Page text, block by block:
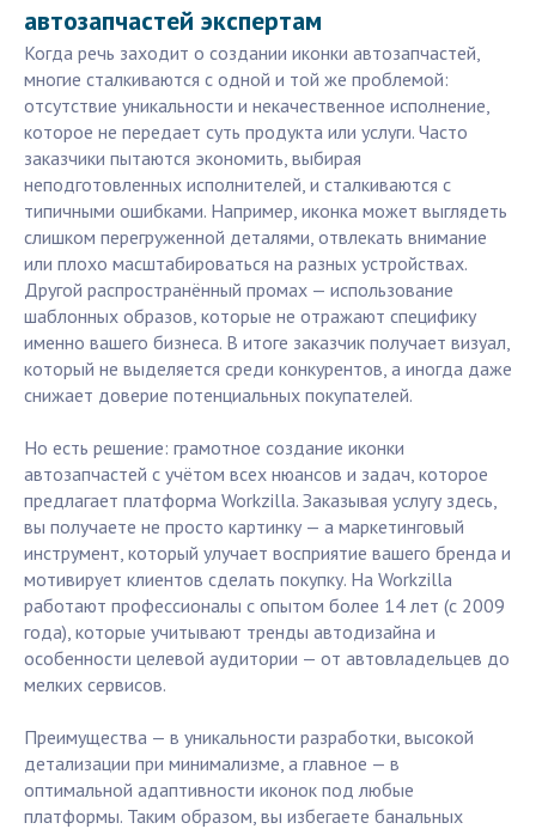
автозапчастей экспертам
Когда речь заходит о создании иконки автозапчастей,
многие сталкиваются с одной и той же проблемой:
отсутствие уникальности и некачественное исполнение,
которое не передает суть продукта или услуги. Часто
заказчики пытаются экономить, выбирая
неподготовленных исполнителей, и сталкиваются с
типичными ошибками. Например, иконка может выглядеть
слишком перегруженной деталями, отвлекать внимание
или плохо масштабироваться на разных устройствах.
Другой распространённый промах — использование
шаблонных образов, которые не отражают специфику
именно вашего бизнеса. В итоге заказчик получает визуал,
который не выделяется среди конкурентов, а иногда даже
снижает доверие потенциальных покупателей.
Но есть решение: грамотное создание иконки
автозапчастей с учётом всех нюансов и задач, которое
предлагает платформа Workzilla. Заказывая услугу здесь,
вы получаете не просто картинку — а маркетинговый
инструмент, который улучает восприятие вашего бренда и
мотивирует клиентов сделать покупку. На Workzilla
работают профессионалы с опытом более 14 лет (с 2009
года), которые учитывают тренды автодизайна и
особенности целевой аудитории — от автовладельцев до
мелких сервисов.
Преимущества — в уникальности разработки, высокой
детализации при минимализме, а главное — в
оптимальной адаптивности иконок под любые
платформы. Таким образом, вы избегаете банальных